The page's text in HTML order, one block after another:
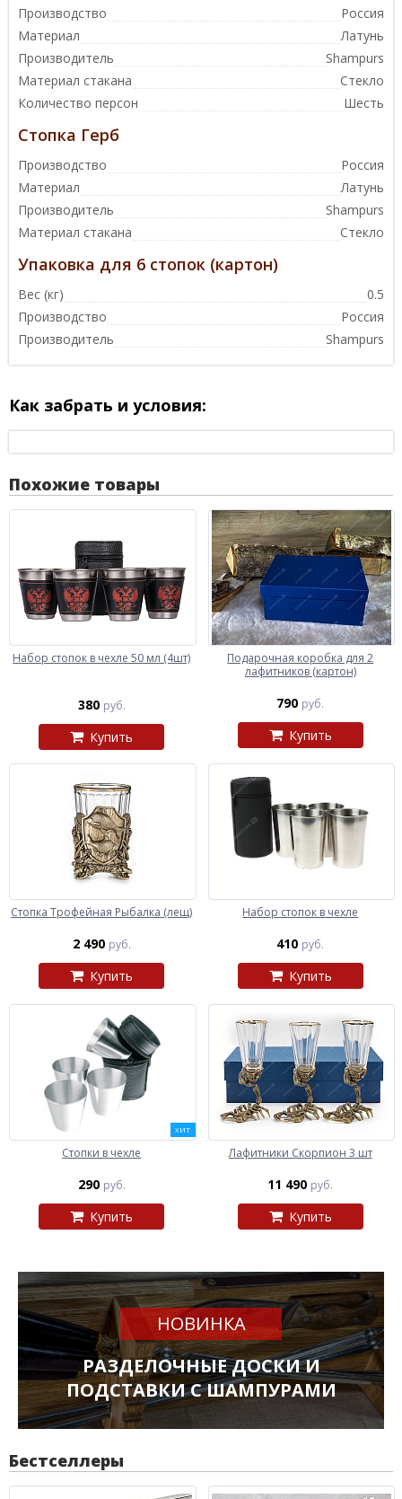
Производство
Россия
Материал
Латунь
Производитель
Shampurs
Материал стакана
Стекло
Количество персон
Шесть
Стопка Герб
Производство
Россия
Материал
Латунь
Производитель
Shampurs
Материал стакана
Стекло
Упаковка для 6 стопок (картон)
Вес (кг)
0.5
Производство
Россия
Производитель
Shampurs
Как забрать и условия:
Похожие товары
Набор стопок в чехле 50 мл (4шт)
380 руб.
Купить
Подарочная коробка для 2
лафитников (картон)
790 руб.
Купить
Стопка Трофейная Рыбалка (лещ)
2 490 руб.
Купить
Набор стопок в чехле
410 руб.
Купить
ХИТ
Стопки в чехле
290 руб.
Купить
Лафитники Скорпион 3 шт
11 490 руб.
Купить
НОВИНКА
РАЗДЕЛОЧНЫЕ ДОСКИ И
ПОДСТАВКИ С ШАМПУРАМИ
Бестселлеры